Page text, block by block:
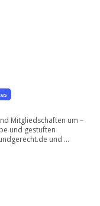
Mitgliedschaften um –
und gestuften
und ...